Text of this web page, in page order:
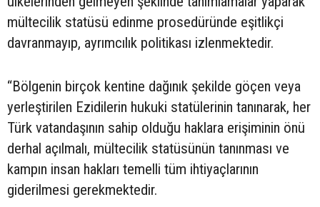
mültecilik statüsü edinme prosedüründe eşitlikçi
davranmayıp, ayrımcılık politikası izlenmektedir.
“Bölgenin birçok kentine dağınık şekilde göçen veya
yerleştirilen Ezidilerin hukuki statülerinin tanınarak, her
Türk vatandaşının sahip olduğu haklara erişiminin önü
derhal açılmalı, mültecilik statüsünün tanınması ve
kampın insan hakları temelli tüm ihtiyaçlarının
giderilmesi gerekmektedir.